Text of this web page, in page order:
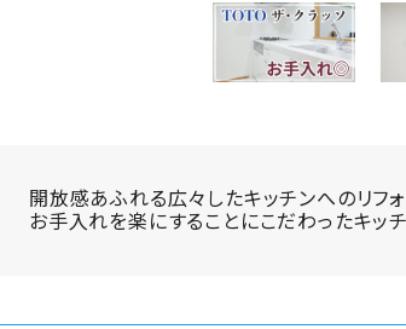
開放感あふれる広々したキッチンへのリフォ
お手入れを楽にすることにこだわったキッ